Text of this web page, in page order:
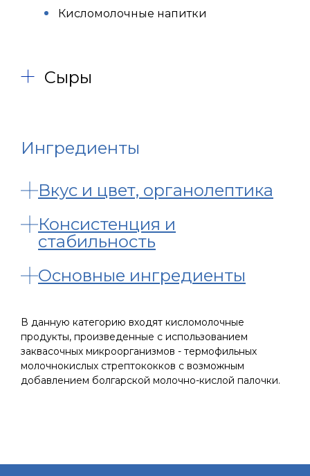
Кисломолочные напитки
Сыры
Ингредиенты
Вкус и цвет, органолептика
Консистенция и
стабильность
Основные ингредиенты
В данную категорию входят кисломолочные
продукты, произведенные с использованием
заквасочных микроорганизмов - термофильных
молочнокислых стрептококков с возможным
добавлением болгарской молочно-кислой палочки.